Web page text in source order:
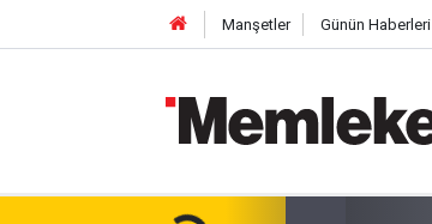
Manşetler Günün Haberleri